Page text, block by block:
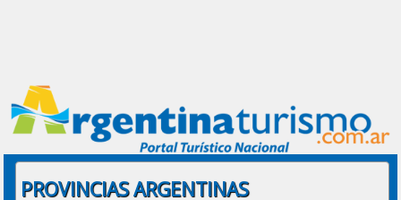
PROVINCIAS ARGENTINAS